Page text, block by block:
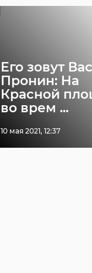
Его зовут
Пронин: На
Красной
во врем ...
10 мая 2021, 12:37